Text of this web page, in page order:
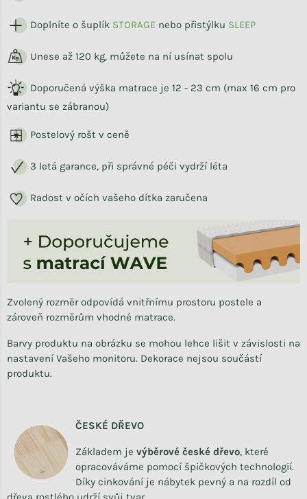
Doplníte o šuplík STORAGE nebo přistýlku SLEEP
Unese až 120 kg, můžete na ní usínat spolu
Doporučená výška matrace je 12 - 23 cm (max 16 cm pro
variantu se zábranou)
Postelový rošt v ceně
3 letá garance, při správné péči vydrží léta
Radost v očích vašeho dítka zaručena
Zvolený rozměr odpovídá vnitřnímu prostoru postele a
zároveň rozměrům vhodné matrace.
Barvy produktu na obrázku se mohou lehce lišit v závislosti na
nastavení Vašeho monitoru. Dekorace nejsou součástí
produktu.
ČESKÉ DŘEVO
Základem je výběrové české dřevo, které
opracováváme pomocí špičkových technologií.
Díky cinkování je nábytek pevný a na rozdíl od